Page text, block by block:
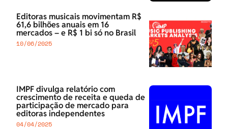
Editoras musicais movimentam R$
61,6 bilhões anuais em 16
mercados – e R$ 1 bi só no Brasil
10/06/2025
IMPF divulga relatório com
crescimento de receita e queda de
participação de mercado para
editoras independentes
04/04/2025